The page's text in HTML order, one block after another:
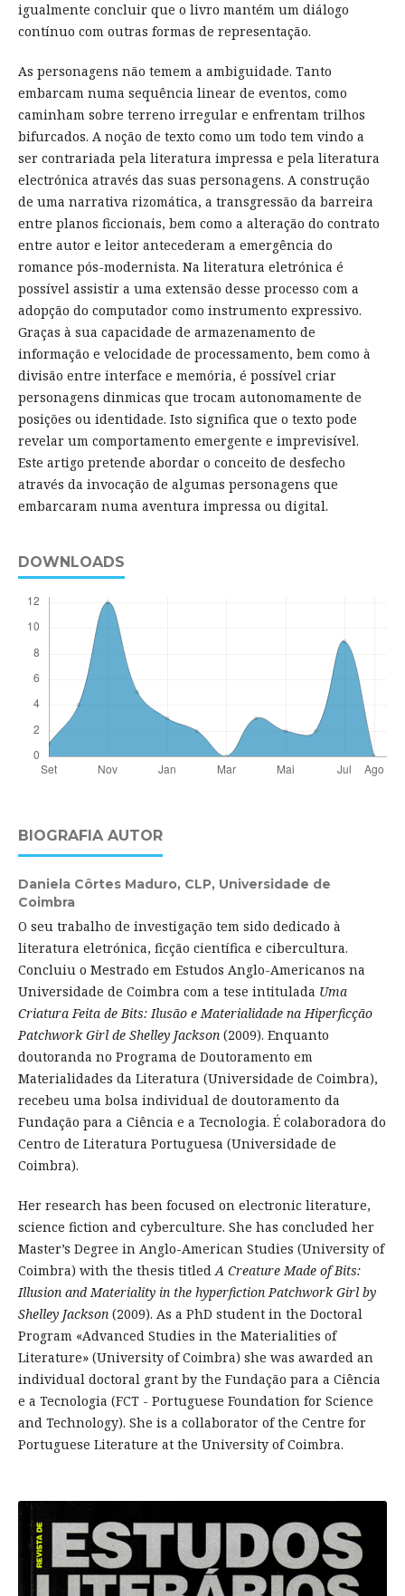
igualmente concluir que o livro mantém um diálogo
contínuo com outras formas de representação.
As personagens não temem a ambiguidade. Tanto
embarcam numa sequência linear de eventos, como
caminham sobre terreno irregular e enfrentam trilhos
bifurcados. A noção de texto como um todo tem vindo a
ser contrariada pela literatura impressa e pela literatura
electrónica através das suas personagens. A construção
de uma narrativa rizomática, a transgressão da barreira
entre planos ficcionais, bem como a alteração do contrato
entre autor e leitor antecederam a emergência do
romance pós-modernista. Na literatura eletrónica é
possível assistir a uma extensão desse processo com a
adopção do computador como instrumento expressivo.
Graças à sua capacidade de armazenamento de
informação e velocidade de processamento, bem como à
divisão entre interface e memória, é possível criar
personagens dinmicas que trocam autonomamente de
posições ou identidade. Isto significa que o texto pode
revelar um comportamento emergente e imprevisível.
Este artigo pretende abordar o conceito de desfecho
através da invocação de algumas personagens que
embarcaram numa aventura impressa ou digital.
DOWNLOADS
BIOGRAFIA AUTOR
Daniela Côrtes Maduro, CLP, Universidade de
Coimbra
O seu trabalho de investigação tem sido dedicado à
literatura eletrónica, ficção científica e cibercultura.
Concluiu o Mestrado em Estudos Anglo-Americanos na
Universidade de Coimbra com a tese intitulada Uma
Criatura Feita de Bits: Ilusão e Materialidade na Hiperficção
Patchwork Girl de Shelley Jackson (2009). Enquanto
doutoranda no Programa de Doutoramento em
Materialidades da Literatura (Universidade de Coimbra),
recebeu uma bolsa individual de doutoramento da
Fundação para a Ciência e a Tecnologia. É colaboradora do
Centro de Literatura Portuguesa (Universidade de
Coimbra).
Her research has been focused on electronic literature,
science fiction and cyberculture. She has concluded her
Master’s Degree in Anglo-American Studies (University of
Coimbra) with the thesis titledA Creature Made of Bits:
Illusion and Materiality in the hyperfiction Patchwork Girl by
Shelley Jackson (2009). As a PhD student in the Doctoral
Program «Advanced Studies in the Materialities of
Literature» (University of Coimbra) she was awarded an
individual doctoral grant by the Fundação para a Ciência
e a Tecnologia (FCT - Portuguese Foundation for Science
and Technology). She is a collaborator of the Centre for
Portuguese Literature at the University of Coimbra.